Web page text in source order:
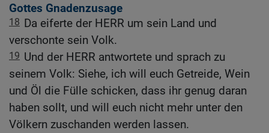
Gottes Gnadenzusage
18 Da eiferte der HERR um sein Land und
verschonte sein Volk.
19 Und der HERR antwortete und sprach zu
seinem Volk: Siehe, ich will euch Getreide, Wein
und Öl die Fülle schicken, dass ihr genug daran
haben sollt, und will euch nicht mehr unter den
Völkern zuschanden werden lassen.